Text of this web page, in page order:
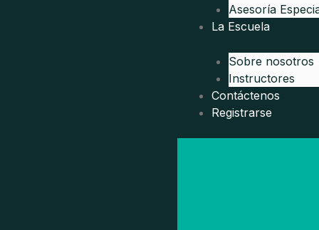
Asesoría
La Escuela
Sobre nosotros
Instructores
Contáctenos
Registrarse